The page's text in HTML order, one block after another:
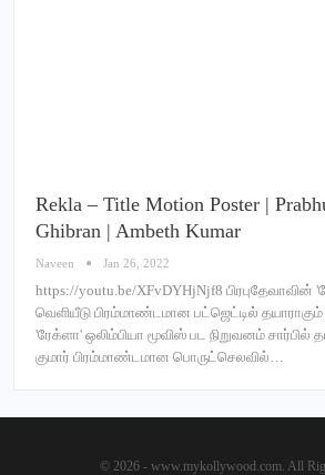
Rekla – Title Motion Poster |
Ghibran | Ambeth Kumar
Naveen Jan 26, 2022
https://youtu.be/XFvDYHjNjf8 பிரபுதேவாவின்
வெளியீடு பிரம்மாண்டமான பட்ஜெட்டில் தயாராகும்
'ரேக்ளா' ஒலிம்பியா மூவிஸ் பட நிறுவனம் சார்பில்
குமார் பிரம்மாண்டமான பொருட்செலவில்…
© 2026 - www.mykollywood.com. All